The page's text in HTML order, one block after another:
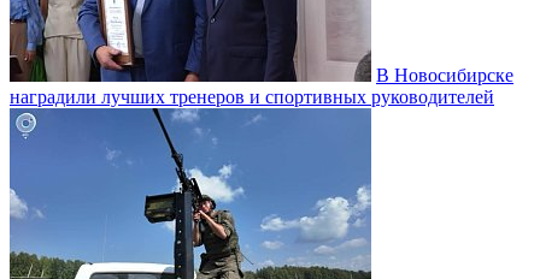
В Новосибирске
наградили лучших тренеров и спортивных руководителей